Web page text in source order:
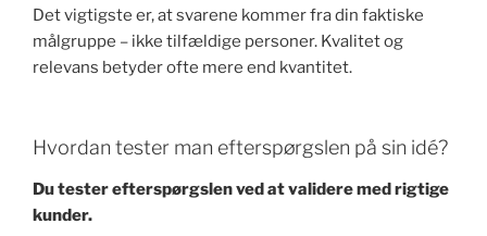
Det vigtigste er, at svarene kommer fra din faktiske
målgruppe – ikke tilfældige personer. Kvalitet og
relevans betyder ofte mere end kvantitet.
Hvordan tester man efterspørgslen på sin idé?
Du tester efterspørgslen ved at validere med rigtige
kunder.